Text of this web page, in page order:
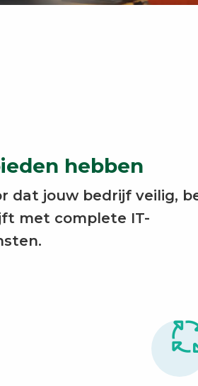
hebben
dat jouw bedrijf veilig,
met complete IT-